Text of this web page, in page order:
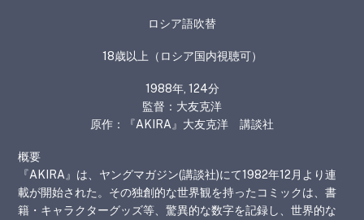
ロシア語吹替
18歳以上（ロシア国内視聴可）
1988年, 124分
監督：大友克洋
原作：『AKIRA 』大友克洋 講談社
概要
『AKIRA』は、ヤングマガジン(講談社)にて1982年12月より連
載が開始された。その独創的な世界観を持ったコミックは、書
籍・キャラクターグッズ等、驚異的な数字を記録し、世界的な